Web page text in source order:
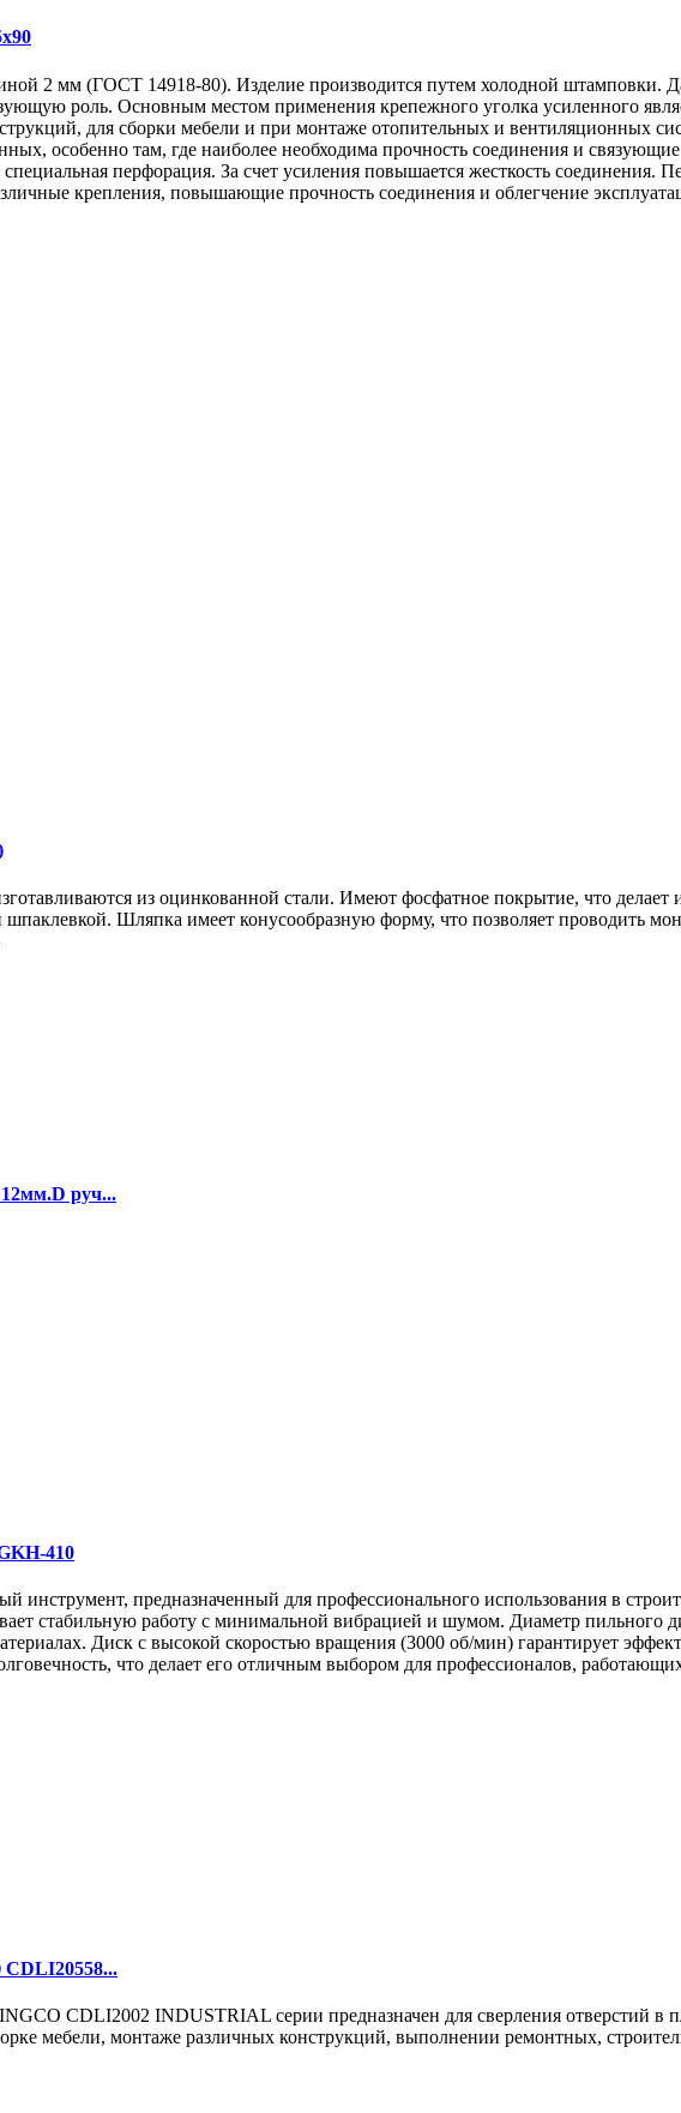
2 мм (ГОСТ 14918-80). Изделие производится путем холодной штамповки.
роль. Основным местом применения крепежного уголка усиленного
для сборки мебели и при монтаже отопительных и вентиляционных
особенно там, где наиболее необходима прочность соединения и
перфорация. За счет усиления повышается жесткость соединения.
крепления, повышающие прочность соединения и облегчение
из оцинкованной стали. Имеют фосфатное покрытие, что
Шляпка имеет конусообразную форму, что позволяет проводить
руч...
410
инструмент, предназначенный для профессионального использования в
стабильную работу с минимальной вибрацией и шумом. Диаметр пильного
Диск с высокой скоростью вращения (3000 об/мин) гарантирует
что делает его отличным выбором для профессионалов,
CDLI2002 INDUSTRIAL серии предназначен для сверления отверстий в
мебели, монтаже различных конструкций, выполнении ремонтных,